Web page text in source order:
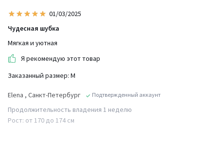
01/03/2025
Чудесная шубка
Мягкая и уютная
Я рекомендую этот товар
Заказанный размер: М
Еlena , Санкт-Петербург Подтвержденный аккаунт
Продолжительность владения 1 неделю
Рост: от 170 до 174 см